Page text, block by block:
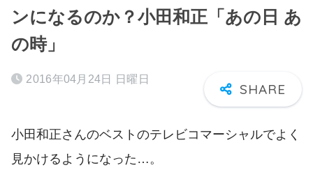
ンになるのか？小田和正「あの日 あ
の時」
2016年04月24日 日曜日
小田和正さんのベストのテレビコマーシャルでよく
見かけるようになった…。